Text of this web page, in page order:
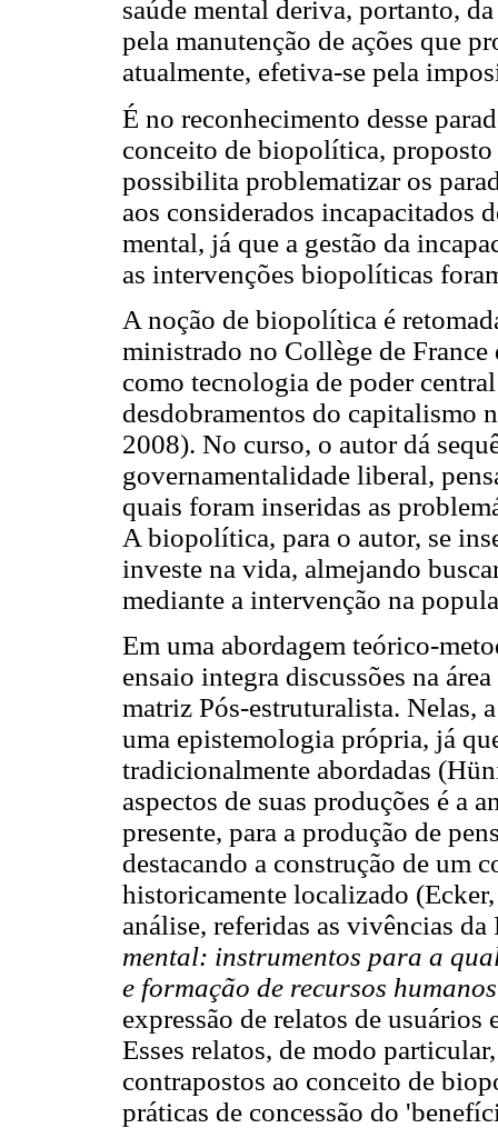
saúde mental deriva, portanto,
pela manutenção de ações que
atualmente, efetiva-se pela
É no reconhecimento desse
conceito de biopolítica,
possibilita problematizar os
aos considerados incapacitados
mental, já que a gestão da
as intervenções biopolíticas
A noção de biopolítica é
ministrado no Collège de
como tecnologia de poder
desdobramentos do capitalismo
2008). No curso, o autor dá
governamentalidade liberal,
quais foram inseridas as
A biopolítica, para o autor, se
investe na vida, almejando
mediante a intervenção na
Em uma abordagem teórico-
ensaio integra discussões na
matriz Pós-estruturalista. Nelas,
uma epistemologia própria, já
tradicionalmente abordadas
aspectos de suas produções é a
presente, para a produção de
destacando a construção de um
historicamente localizado
análise, referidas as vivências da
mental: instrumentos para a
e formação de recursos
expressão de relatos de usuários
Esses relatos, de modo
contrapostos ao conceito de
práticas de concessão do